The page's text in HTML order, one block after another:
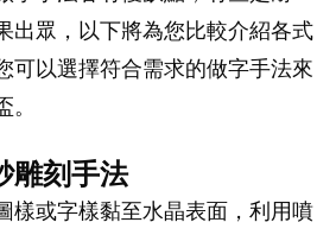
出眾，以下將為您比較介紹各式
可以選擇符合需求的做字手法來
雕刻手法
樣或字樣黏至水晶表面，利用噴